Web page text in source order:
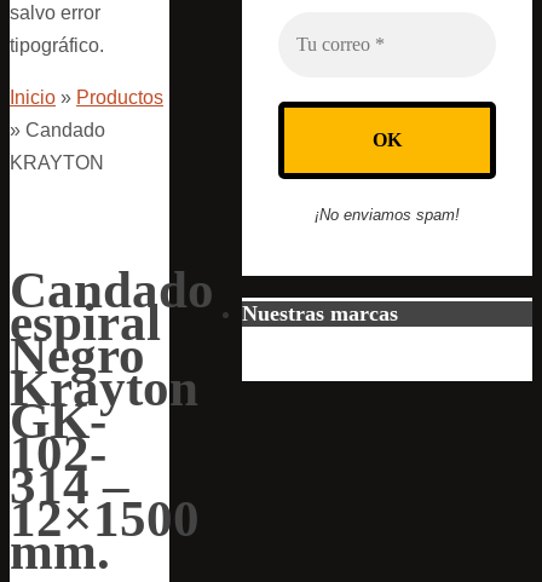
salvo error
tipográfico.
Inicio » Productos
» Candado
KRAYTON
Candado
espiral
Negro
Krayton
GK-
102-
314 –
12×1500
mm.
¡No enviamos spam!
Nuestras marcas